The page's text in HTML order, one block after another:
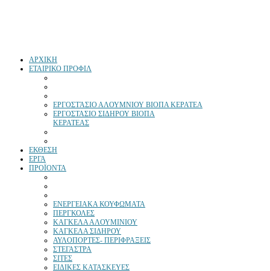
ΑΡΧΙΚΗ
ΕΤΑΙΡΙΚΟ ΠΡΟΦΙΛ
ΕΡΓΟΣΤΆΣΙΟ ΑΛΟΥΜΝΙΟΥ ΒΙΟΠΑ ΚΕΡΑΤΕΑ
ΕΡΓΟΣΤΑΣΙΟ ΣΙΔΗΡΟΥ ΒΙΟΠΑ
ΚΕΡΑΤΕΑΣ
ΕΚΘΕΣΗ
ΕΡΓΑ
ΠΡΟΪΟΝΤΑ
ΕΝΕΡΓΕΙΑΚΑ ΚΟΥΦΩΜΑΤΑ
ΠΕΡΓΚΟΛΕΣ
ΚΑΓΚΕΛΑ ΑΛΟΥΜΙΝΙΟΥ
ΚΑΓΚΕΛΑ ΣΙΔΗΡΟΥ
ΑΥΛΟΠΟΡΤΕΣ- ΠΕΡΙΦΡΑΞΕΙΣ
ΣΤΕΓΑΣΤΡΑ
ΣΙΤΕΣ
ΕΙΔΙΚΕΣ ΚΑΤΑΣΚΕΥΕΣ